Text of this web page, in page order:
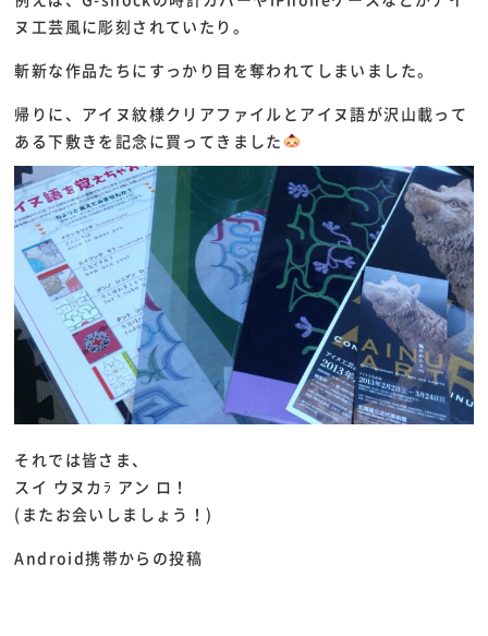
ヌ工芸風に彫刻されていたり。
斬新な作品たちにすっかり目を奪われてしまいました。
帰りに、アイヌ紋様クリアファイルとアイヌ語が沢山載って
ある下敷きを記念に買ってきました
それでは皆さま、
スイ ウヌカﾗ アン ロ！
(またお会いしましょう！)
Android携帯からの投稿